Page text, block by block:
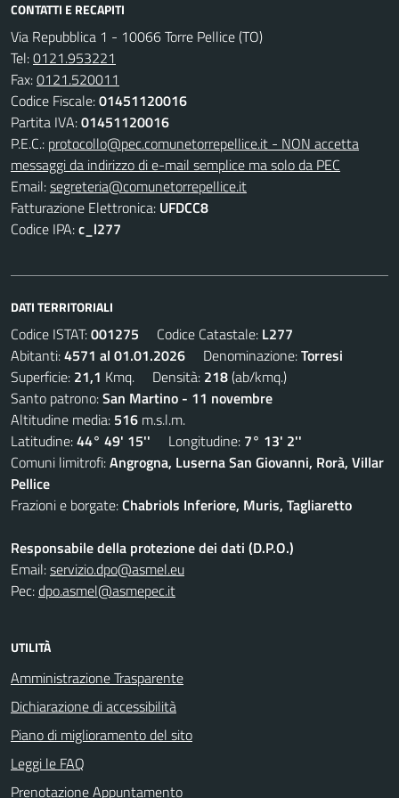
CONTATTI E RECAPITI
Via Repubblica 1 - 10066 Torre Pellice (TO)
Tel:0121.953221
Fax:0121.520011
Codice Fiscale:01451120016
Partita IVA:01451120016
P.E.C.: protocollo@pec.comunetorrepellice.it - NON accetta
messaggi da indirizzo di e-mail semplice ma solo da PEC
Email:segreteria@comunetorrepellice.it
Fatturazione Elettronica: UFDCC8
Codice IPA:c_l277
DATI TERRITORIALI
Codice ISTAT:001275 Codice Catastale: L277
Abitanti:4571 al 01.01.2026 Denominazione:Torresi
Superficie: 21,1 Kmq. Densità: 218(ab/kmq.)
Santo patrono:San Martino - 11 novembre
Altitudine media: 516 m.s.l.m.
Latitudine:44° 49' 15'' Longitudine: 7° 13' 2''
Comuni limitrofi:Angrogna, Luserna San Giovanni, Rorà, Villar
Pellice
Frazioni e borgate:Chabriols Inferiore, Muris, Tagliaretto
Responsabile della protezione dei dati (D.P.O.)
Email:servizio.dpo@asmel.eu
Pec:dpo.asmel@asmepec.it
UTILITÀ
Amministrazione Trasparente
Dichiarazione di accessibilità
Piano di miglioramento del sito
Leggi le FAQ
Prenotazione Appuntamento